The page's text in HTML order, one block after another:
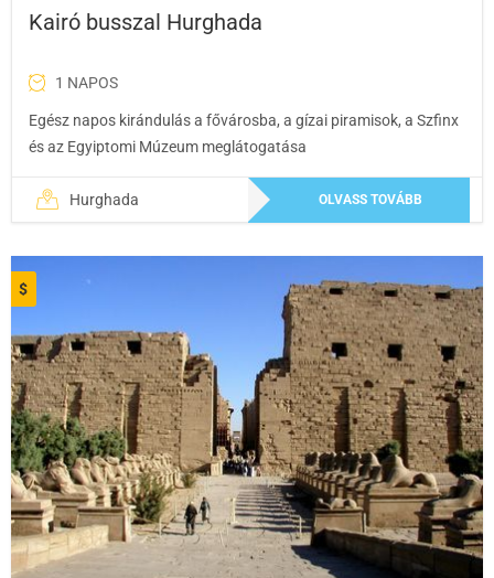
Kairó busszal Hurghada
1 NAPOS
Egész napos kirándulás a fővárosba, a gízai piramisok, a Szfinx
és az Egyiptomi Múzeum meglátogatása
Hurghada OLVASS TOVÁBB
$